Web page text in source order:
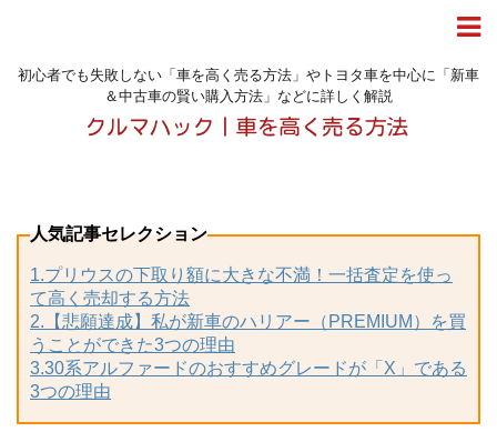
初心者でも失敗しない「車を高く売る方法」やトヨタ車を中心に「新車
＆中古車の賢い購入方法」などに詳しく解説
人気記事セレクション
1.プリウスの下取り額に大きな不満！一括査定を使っ
て高く売却する方法
2.【悲願達成】私が新車のハリアー（PREMIUM）を買
うことができた3つの理由
3.30系アルファードのおすすめグレードが「X」である
3つの理由